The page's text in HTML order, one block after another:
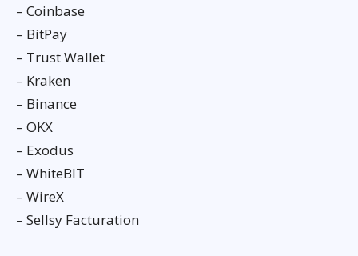
– Coinbase
– BitPay
– Trust Wallet
– Kraken
– Binance
– OKX
– Exodus
– WhiteBIT
– WireX
– Sellsy Facturation